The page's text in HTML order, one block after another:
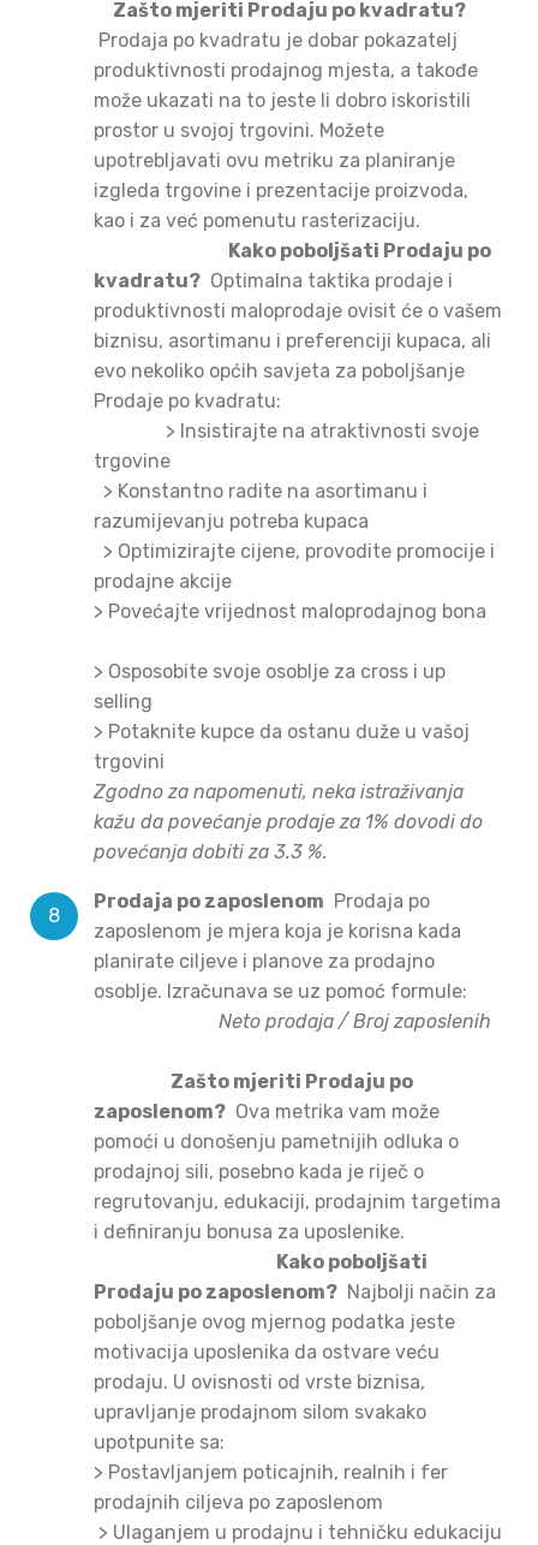
Zašto mjeriti Prodaju po kvadratu?
Prodaja po kvadratu je dobar pokazatelj
produktivnosti prodajnog mjesta, a takođe
može ukazati na to jeste li dobro iskoristili
prostor u svojoj trgovini. Možete
upotrebljavati ovu metriku za planiranje
izgleda trgovine i prezentacije proizvoda,
kao i za već pomenutu rasterizaciju.
Kako poboljšati Prodaju po
kvadratu? Optimalna taktika prodaje i
produktivnosti maloprodaje ovisit će o vašem
biznisu, asortimanu i preferenciji kupaca, ali
evo nekoliko općih savjeta za poboljšanje
Prodaje po kvadratu:
> Insistirajte na atraktivnosti svoje
trgovine
> Konstantno radite na asortimanu i
razumijevanju potreba kupaca
> Optimizirajte cijene, provodite promocije i
prodajne akcije
> Povećajte vrijednost maloprodajnog bona
> Osposobite svoje osoblje za cross i up
selling
> Potaknite kupce da ostanu duže u vašoj
trgovini
Zgodno za napomenuti, neka istraživanja
kažu da povećanje prodaje za 1% dovodi do
povećanja dobiti za 3.3 %.
Prodaja po zaposlenom Prodaja po
zaposlenom je mjera koja je korisna kada
planirate ciljeve i planove za prodajno
osoblje. Izračunava se uz pomoć formule:
Neto prodaja / Broj zaposlenih
Zašto mjeriti Prodaju po
zaposlenom? Ova metrika vam može
pomoći u donošenju pametnijih odluka o
prodajnoj sili, posebno kada je riječ o
regrutovanju, edukaciji, prodajnim targetima
i definiranju bonusa za uposlenike.
Kako poboljšati
Prodaju po zaposlenom? Najbolji način za
poboljšanje ovog mjernog podatka jeste
motivacija uposlenika da ostvare veću
prodaju. U ovisnosti od vrste biznisa,
upravljanje prodajnom silom svakako
upotpunite sa:
> Postavljanjem poticajnih, realnih i fer
prodajnih ciljeva po zaposlenom
> Ulaganjem u prodajnu i tehničku edukaciju